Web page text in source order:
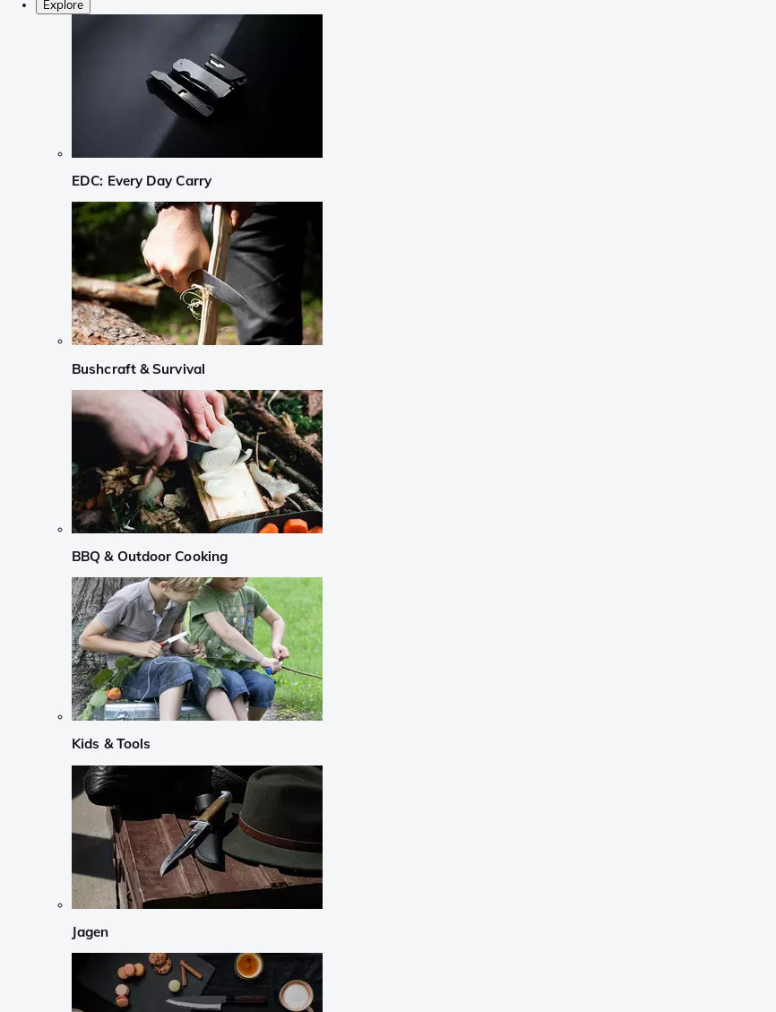
Explore
EDC: Every Day Carry
Bushcraft & Survival
BBQ & Outdoor Cooking
Kids & Tools
Jagen